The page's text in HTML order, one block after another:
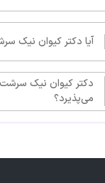
آیا دکتر کیوان نیک سرشت امکان مشاوره آنلاین دارد؟
می‌پذیرد؟